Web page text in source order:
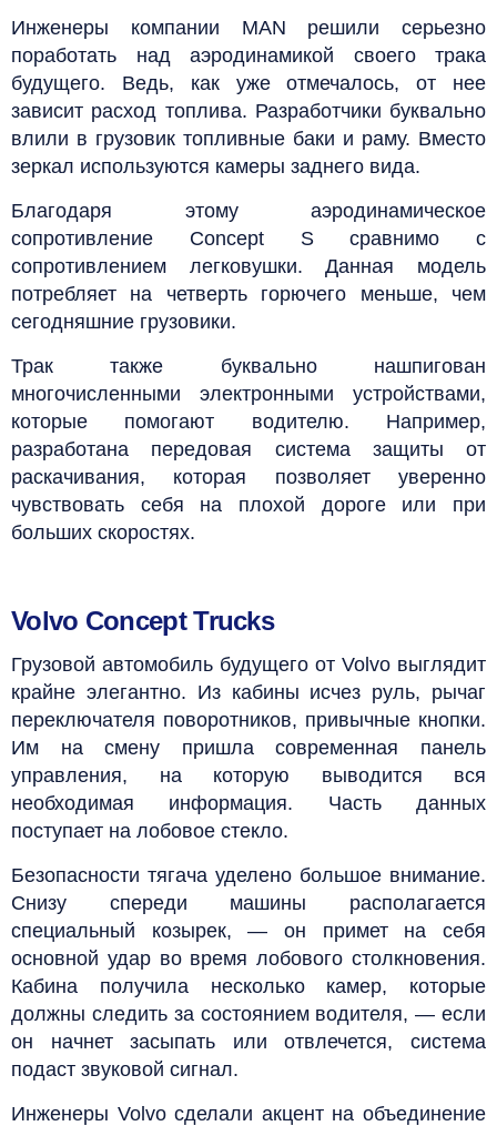
Инженеры компании MAN решили серьезно
поработать над аэродинамикой своего трака
будущего. Ведь, как уже отмечалось, от нее
зависит расход топлива. Разработчики буквально
влили в грузовик топливные баки и раму. Вместо
зеркал используются камеры заднего вида.
Благодаря этому аэродинамическое
сопротивление Concept S сравнимо с
сопротивлением легковушки. Данная модель
потребляет на четверть горючего меньше, чем
сегодняшние грузовики.
Трак также буквально нашпигован
многочисленными электронными устройствами,
которые помогают водителю. Например,
разработана передовая система защиты от
раскачивания, которая позволяет уверенно
чувствовать себя на плохой дороге или при
больших скоростях.
Volvo Concept Trucks
Грузовой автомобиль будущего от Volvo выглядит
крайне элегантно. Из кабины исчез руль, рычаг
переключателя поворотников, привычные кнопки.
Им на смену пришла современная панель
управления, на которую выводится вся
необходимая информация. Часть данных
поступает на лобовое стекло.
Безопасности тягача уделено большое внимание.
Снизу спереди машины располагается
специальный козырек, — он примет на себя
основной удар во время лобового столкновения.
Кабина получила несколько камер, которые
должны следить за состоянием водителя, — если
он начнет засыпать или отвлечется, система
подаст звуковой сигнал.
Инженеры Volvo сделали акцент на объединение